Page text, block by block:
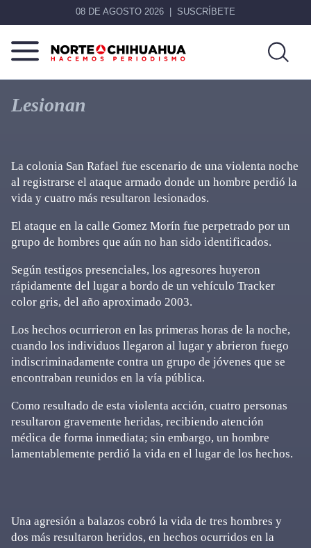
08 DE AGOSTO 2026 SUSCRÍBETE
Norte
Chihuahua
Más
que
noticias,
Lesionan
La colonia San Rafael fue escenario de una violenta noche
al registrarse el ataque armado donde un hombre perdió la
vida y cuatro más resultaron lesionados.
El ataque en la calle Gomez Morín fue perpetrado por un
grupo de hombres que aún no han sido identificados.
Según testigos presenciales, los agresores huyeron
rápidamente del lugar a bordo de un vehículo Tracker
color gris, del año aproximado 2003.
Los hechos ocurrieron en las primeras horas de la noche,
cuando los individuos llegaron al lugar y abrieron fuego
indiscriminadamente contra un grupo de jóvenes que se
encontraban reunidos en la vía pública.
Como resultado de esta violenta acción, cuatro personas
resultaron gravemente heridas, recibiendo atención
médica de forma inmediata; sin embargo, un hombre
lamentablemente perdió la vida en el lugar de los hechos.
Una agresión a balazos cobró la vida de tres hombres y
dos más resultaron heridos, en hechos ocurridos en la